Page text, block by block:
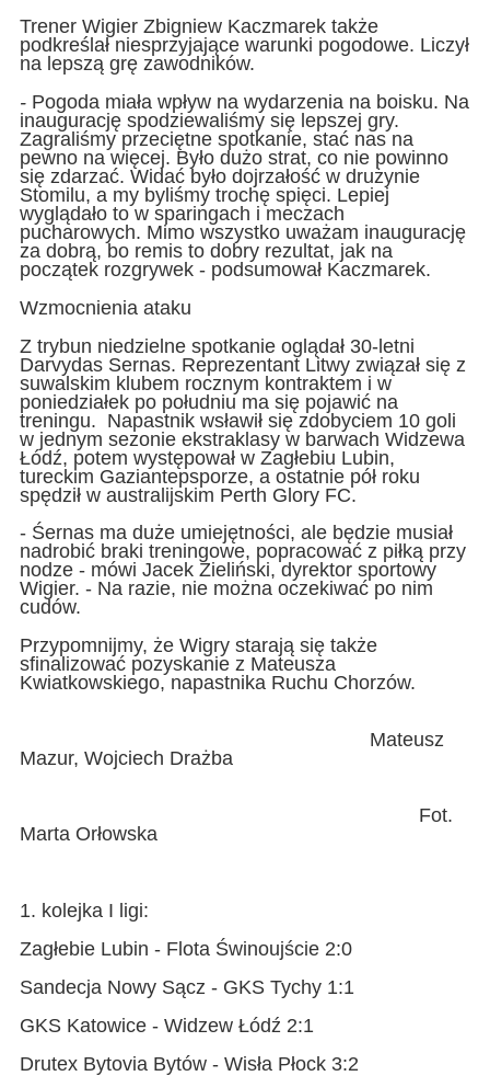
Trener Wigier Zbigniew Kaczmarek także
podkreślał niesprzyjające warunki pogodowe. Liczył
na lepszą grę zawodników.
- Pogoda miała wpływ na wydarzenia na boisku. Na
inaugurację spodziewaliśmy się lepszej gry.
Zagraliśmy przeciętne spotkanie, stać nas na
pewno na więcej. Było dużo strat, co nie powinno
się zdarzać. Widać było dojrzałość w drużynie
Stomilu, a my byliśmy trochę spięci. Lepiej
wyglądało to w sparingach i meczach
pucharowych. Mimo wszystko uważam inaugurację
za dobrą, bo remis to dobry rezultat, jak na
początek rozgrywek - podsumował Kaczmarek.
Wzmocnienia ataku
Z trybun niedzielne spotkanie oglądał 30-letni
Darvydas Sernas. Reprezentant Litwy związał się z
suwalskim klubem rocznym kontraktem i w
poniedziałek po południu ma się pojawić na
treningu. Napastnik wsławił się zdobyciem 10 goli
w jednym sezonie ekstraklasy w barwach Widzewa
Łódź, potem występował w Zagłebiu Lubin,
tureckim Gaziantepsporze, a ostatnie pół roku
spędził w australijskim Perth Glory FC.
- Śernas ma duże umiejętności, ale będzie musiał
nadrobić braki treningowe, popracować z piłką przy
nodze - mówi Jacek Zieliński, dyrektor sportowy
Wigier. - Na razie, nie można oczekiwać po nim
cudów.
Przypomnijmy, że Wigry starają się także
sfinalizować pozyskanie z Mateusza
Kwiatkowskiego, napastnika Ruchu Chorzów.
Mateusz
Mazur, Wojciech Drażba
Fot.
Marta Orłowska
1. kolejka I ligi:
Zagłebie Lubin - Flota Świnoujście 2:0
Sandecja Nowy Sącz - GKS Tychy 1:1
GKS Katowice - Widzew Łódź 2:1
Drutex Bytovia Bytów - Wisła Płock 3:2